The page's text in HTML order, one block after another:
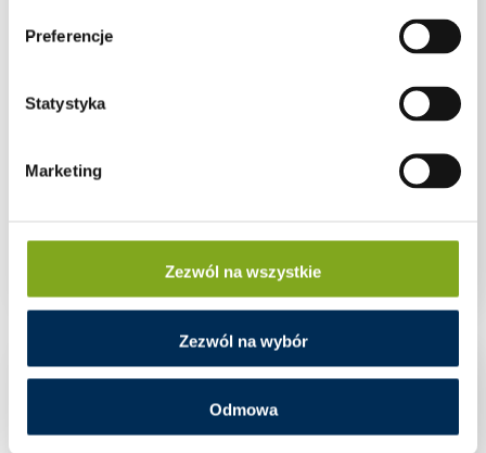
Preferencje
Statystyka
Marketing
Zezwól na wszystkie
Zezwól na wybór
Odmowa